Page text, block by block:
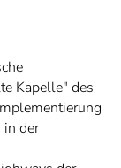
Kapelle" des
in der